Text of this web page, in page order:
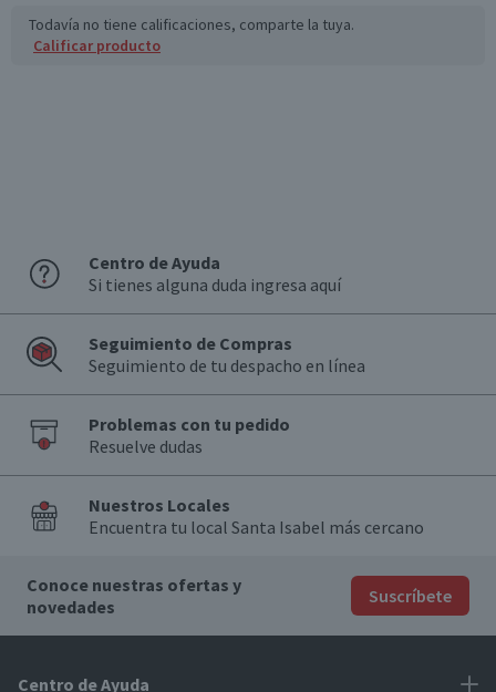
Todavía no tiene calificaciones, comparte la tuya.
Calificar producto
Centro de Ayuda
Si tienes alguna duda ingresa aquí
Seguimiento de Compras
Seguimiento de tu despacho en línea
Problemas con tu pedido
Resuelve dudas
Nuestros Locales
Encuentra tu local Santa Isabel más cercano
Conoce nuestras ofertas y
novedades
Suscríbete
Centro de Ayuda